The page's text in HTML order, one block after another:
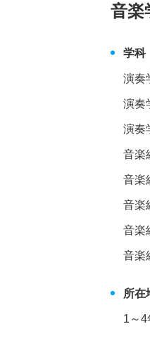
音楽
学科
演奏
演奏
演奏
音楽
音楽
音楽
音楽
音楽
所在
1～4